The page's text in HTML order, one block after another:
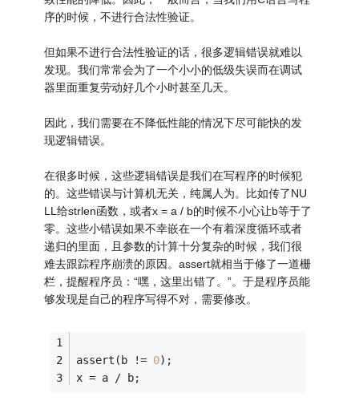
序的时候，不进行合法性验证。
但如果不进行合法性验证的话，很多逻辑错误就难以
发现。我们常常会为了一个小小的低级失误而在调试
器里面重复劳动好几个小时甚至几天。
因此，我们需要在不降低性能的情况下尽可能快的发
现逻辑错误。
在很多时候，这些逻辑错误是我们在写程序的时候犯
的。这些错误与计算机无关，纯属人为。比如传了NU
LL给strlen函数，或者x = a / b的时候不小心让b等于了
零。这些小错误如果不幸嵌在一个有着深度循环或者
递归的里面，且参数的计算十分复杂的时候，我们很
难去跟踪程序崩溃的原因。assert就相当于修了一道栅
栏，提醒程序员：“嘿，这里出错了。”。于是程序员能
够发现是自己的程序写得不对，需要修改。
assert(b != 0);
x = a / b;